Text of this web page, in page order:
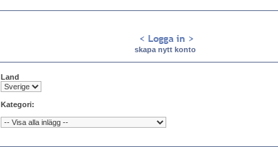
skapa nytt konto
Land
Kategori: